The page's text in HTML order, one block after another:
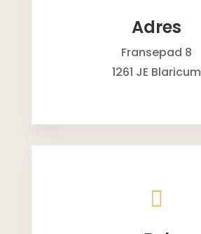
Adres
Fransepad 8
1261 JE Blaricum
